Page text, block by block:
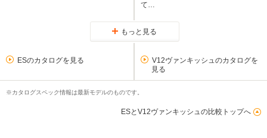
て…
もっと見る
ESのカタログを見る
V12ヴァンキッシュのカタログを
見る
※カタログスペック情報は最新モデルのものです。
ESとV12ヴァンキッシュの比較トップへ